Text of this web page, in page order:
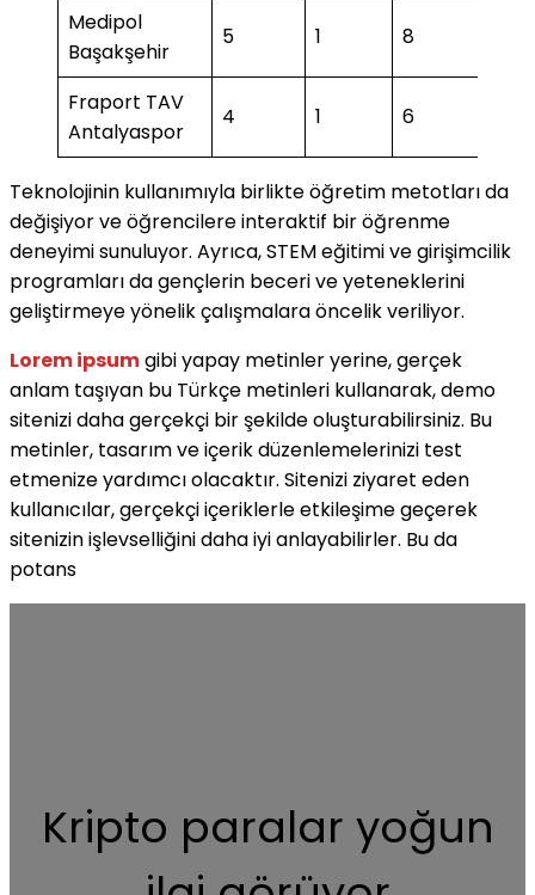
Medipol
Başakşehir
5 1 8
Fraport TAV
Antalyaspor
4 1 6
Teknolojinin kullanımıyla birlikte öğretim metotları da
değişiyor ve öğrencilere interaktif bir öğrenme
deneyimi sunuluyor. Ayrıca, STEM eğitimi ve girişimcilik
programları da gençlerin beceri ve yeteneklerini
geliştirmeye yönelik çalışmalara öncelik veriliyor.
Lorem ipsumgibi yapay metinler yerine, gerçek
anlam taşıyan bu Türkçe metinleri kullanarak, demo
sitenizi daha gerçekçi bir şekilde oluşturabilirsiniz. Bu
metinler, tasarım ve içerik düzenlemelerinizi test
etmenize yardımcı olacaktır. Sitenizi ziyaret eden
kullanıcılar, gerçekçi içeriklerle etkileşime geçerek
sitenizin işlevselliğini daha iyi anlayabilirler. Bu da
potans
Kripto paralar yoğun